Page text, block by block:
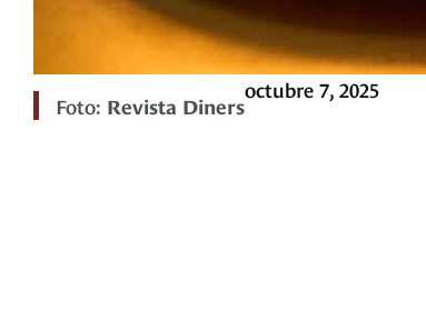
Foto: Revista Diners
octubre 7, 2025